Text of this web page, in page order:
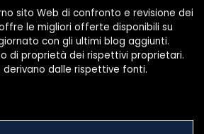
sito Web di confronto e revisione dei
le migliori offerte disponibili su
con gli ultimi blog aggiunti.
di proprietà dei rispettivi proprietari.
dalle rispettive fonti.